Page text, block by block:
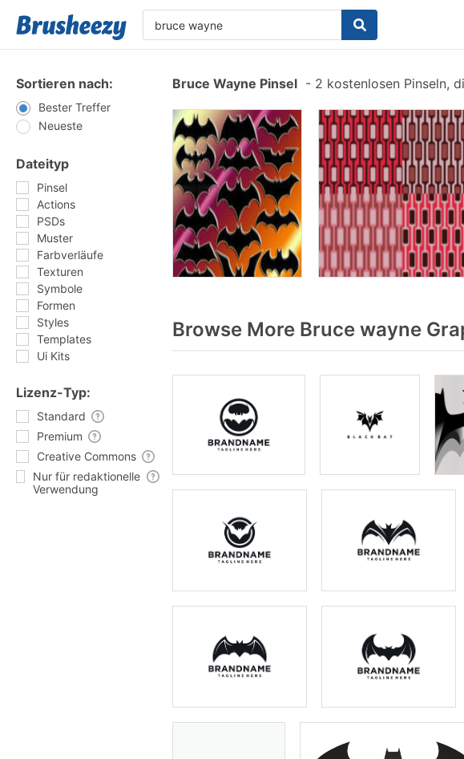
Sortieren nach:
Bester Treffer
Neueste
Dateityp
Pinsel
Actions
PSDs
Muster
Farbverläufe
Texturen
Symbole
Formen
Styles
Templates
Ui Kits
Lizenz-Typ:
Standard
Premium
Creative Commons
Nur für redaktionelle
Verwendung
Bruce Wayne Pinsel - 2 kostenlosen Pinseln,
Browse More Bruce wayne